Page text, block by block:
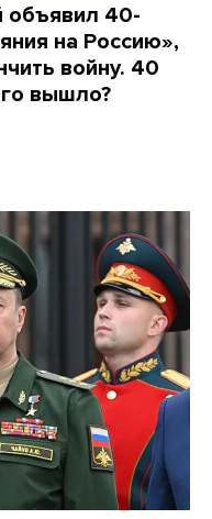
объявил 40-
на Россию»,
войну. 40
вышло?